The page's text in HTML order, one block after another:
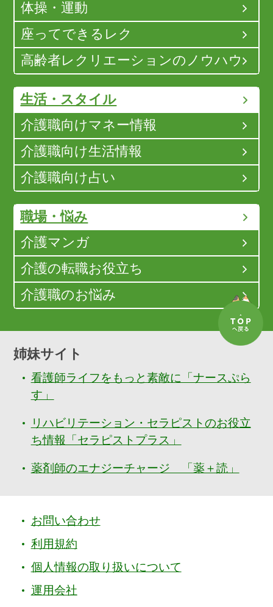
体操・運動
座ってできるレク
高齢者レクリエーションのノウハウ
生活・スタイル
介護職向けマネー情報
介護職向け生活情報
介護職向け占い
職場・悩み
介護マンガ
介護の転職お役立ち
介護職のお悩み
姉妹サイト
看護師ライフをもっと素敵に「ナースぷら
す」
リハビリテーション・セラピストのお役立
ち情報「セラピストプラス」
薬剤師のエナジーチャージ 「薬＋読」
お問い合わせ
利用規約
個人情報の取り扱いについて
運用会社